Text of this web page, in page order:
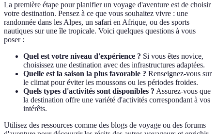
La première étape pour planifier un voyage d'aventure est de choisir
votre destination. Pensez à ce que vous souhaitez vivre : une
randonnée dans les Alpes, un safari en Afrique, ou des sports
nautiques sur une île tropicale. Voici quelques questions à vous
poser :
Quel est votre niveau d'expérience ? Si vous êtes novice,
choisissez une destination avec des infrastructures adaptées.
Quelle est la saison la plus favorable ? Renseignez-vous sur
le climat pour éviter les moussons ou les périodes froides.
Quels types d'activités sont disponibles ? Assurez-vous que
la destination offre une variété d'activités correspondant à vos
intérêts.
Utilisez des ressources comme des blogs de voyage ou des forums